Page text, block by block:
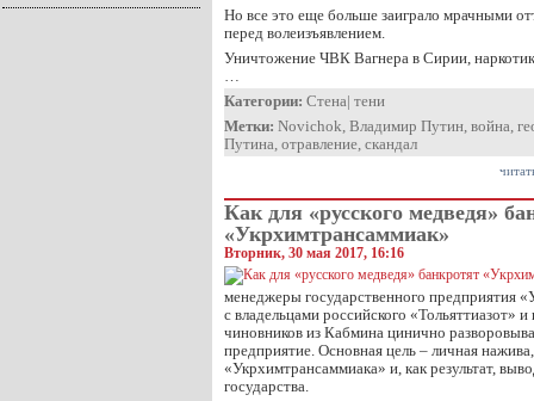
Но все это еще больше заиграло мрачными
перед волеизъявлением.
Уничтожение ЧВК Вагнера в Сирии,
…
Категории: Стена| тени
Метки: Novichok, Владимир Путин, война,
Путина, отравление, скандал
Как для «русского медведя»
«Укрхимтрансаммиак»
Вторник, 30 мая 2017, 16:16
менеджеры государственного предприятия
с владельцами российского «Тольяттиазот»
чиновников из Кабмина цинично
предприятие. Основная цель – личная
«Укрхимтрансаммиака» и, как результат,
государства.